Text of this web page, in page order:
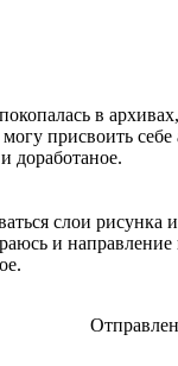
в
присвоить себе
доработаное.
слои рисунка
и